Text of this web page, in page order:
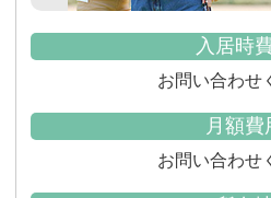
入居時
お問い合わせ
月額費
お問い合わせ